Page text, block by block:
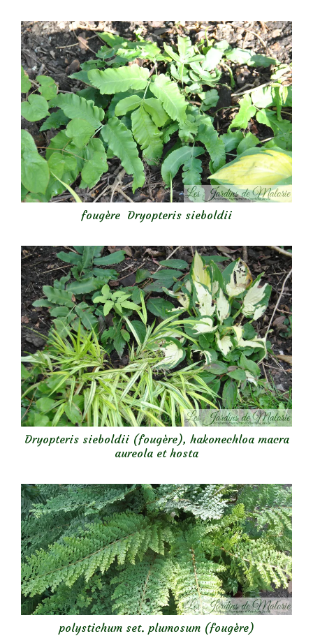
fougère Dryopteris sieboldii
Dryopteris sieboldii (fougère), hakonechloa macra
aureola et hosta
polystichum set. plumosum (fougère)